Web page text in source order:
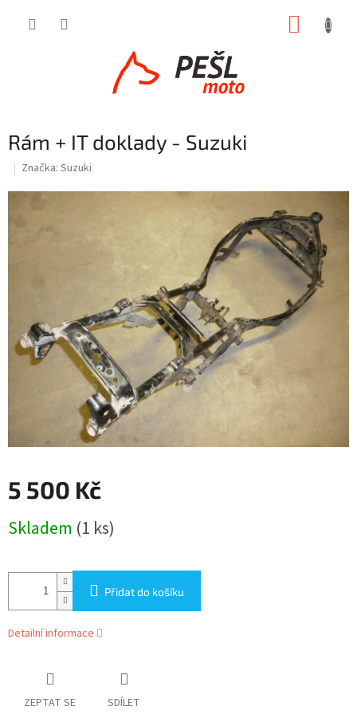
Rám + IT doklady - Suzuki
Značka: Suzuki
5 500 Kč
cena:
Skladem (1 ks)
Přidat do košíku
Detailní informace
ZEPTAT SE SDÍLET